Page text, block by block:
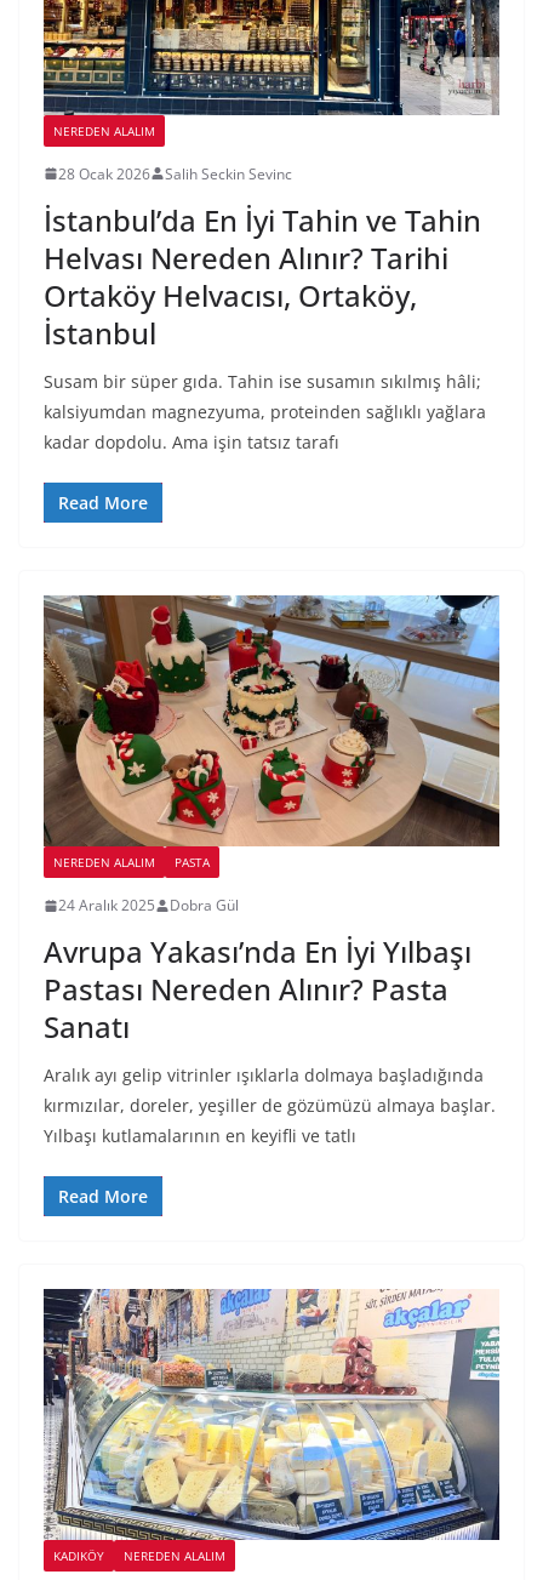
NEREDEN ALALIM
28 Ocak 2026 Salih Seckin Sevinc
İstanbul’da En İyi Tahin ve Tahin
Helvası Nereden Alınır? Tarihi
Ortaköy Helvacısı, Ortaköy,
İstanbul
Susam bir süper gıda. Tahin ise susamın sıkılmış hâli;
kalsiyumdan magnezyuma, proteinden sağlıklı yağlara
kadar dopdolu. Ama işin tatsız tarafı
Read More
NEREDEN ALALIM PASTA
24 Aralık 2025 Dobra Gül
Avrupa Yakası’nda En İyi Yılbaşı
Pastası Nereden Alınır? Pasta
Sanatı
Aralık ayı gelip vitrinler ışıklarla dolmaya başladığında
kırmızılar, doreler, yeşiller de gözümüzü almaya başlar.
Yılbaşı kutlamalarının en keyifli ve tatlı
Read More
KADIKÖY NEREDEN ALALIM